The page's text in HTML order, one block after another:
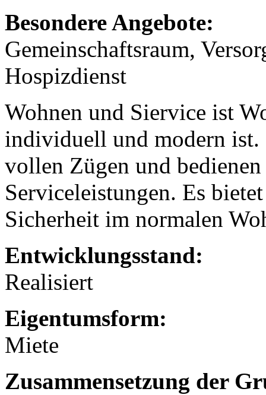
Besondere Angebote:
Gemeinschaftsraum,
Hospizdienst
Wohnen und Siervice ist
individuell und modern
vollen Zügen und
Serviceleistungen. Es
Sicherheit im normalen
Entwicklungsstand:
Realisiert
Eigentumsform:
Miete
Zusammensetzung der